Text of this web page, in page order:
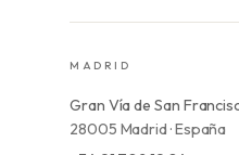
MADRID
Gran Vía de San
28005 Madrid · España